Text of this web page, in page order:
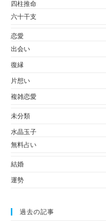
四柱推命
六十干支
恋愛
出会い
復縁
片想い
複雑恋愛
未分類
水晶玉子
無料占い
結婚
運勢
過去の記事